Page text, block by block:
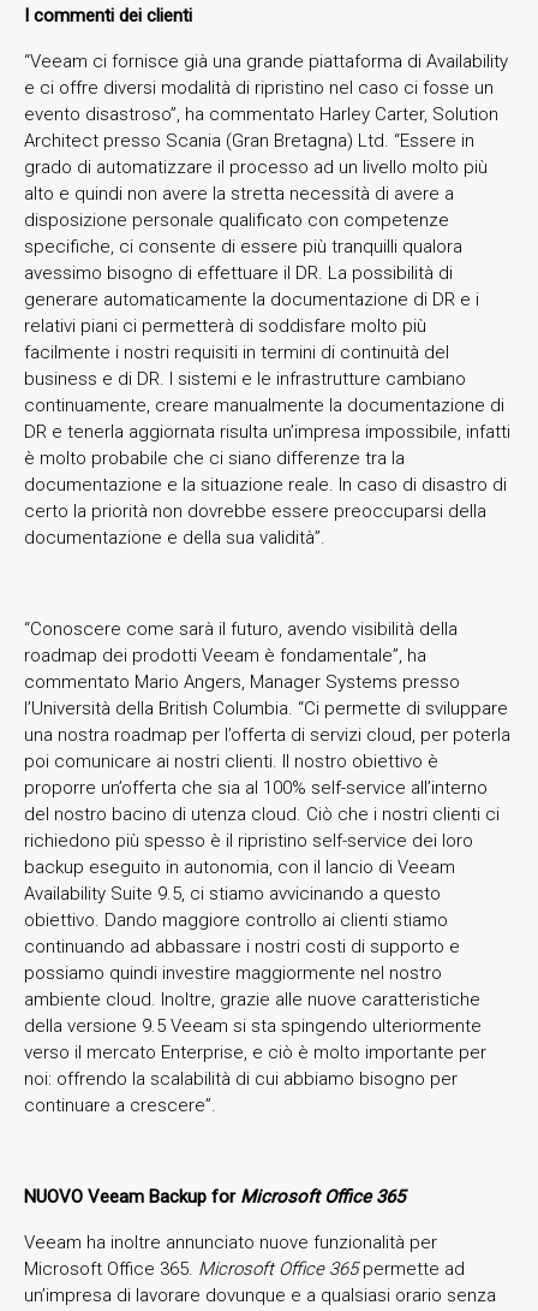
I commenti dei clienti
“Veeam ci fornisce già una grande piattaforma di Availability
e ci offre diversi modalità di ripristino nel caso ci fosse un
evento disastroso”, ha commentato Harley Carter, Solution
Architect presso Scania (Gran Bretagna) Ltd. “Essere in
grado di automatizzare il processo ad un livello molto più
alto e quindi non avere la stretta necessità di avere a
disposizione personale qualificato con competenze
specifiche, ci consente di essere più tranquilli qualora
avessimo bisogno di effettuare il DR. La possibilità di
generare automaticamente la documentazione di DR e i
relativi piani ci permetterà di soddisfare molto più
facilmente i nostri requisiti in termini di continuità del
business e di DR. I sistemi e le infrastrutture cambiano
continuamente, creare manualmente la documentazione di
DR e tenerla aggiornata risulta un’impresa impossibile, infatti
è molto probabile che ci siano differenze tra la
documentazione e la situazione reale. In caso di disastro di
certo la priorità non dovrebbe essere preoccuparsi della
documentazione e della sua validità”.
“Conoscere come sarà il futuro, avendo visibilità della
roadmap dei prodotti Veeam è fondamentale”, ha
commentato Mario Angers, Manager Systems presso
l’Università della British Columbia. “Ci permette di sviluppare
una nostra roadmap per l’offerta di servizi cloud, per poterla
poi comunicare ai nostri clienti. Il nostro obiettivo è
proporre un’offerta che sia al 100% self-service all’interno
del nostro bacino di utenza cloud. Ciò che i nostri clienti ci
richiedono più spesso è il ripristino self-service dei loro
backup eseguito in autonomia, con il lancio di Veeam
Availability Suite 9.5, ci stiamo avvicinando a questo
obiettivo. Dando maggiore controllo ai clienti stiamo
continuando ad abbassare i nostri costi di supporto e
possiamo quindi investire maggiormente nel nostro
ambiente cloud. Inoltre, grazie alle nuove caratteristiche
della versione 9.5 Veeam si sta spingendo ulteriormente
verso il mercato Enterprise, e ciò è molto importante per
noi: offrendo la scalabilità di cui abbiamo bisogno per
continuare a crescere”.
NUOVO Veeam Backup for Microsoft Office 365
Veeam ha inoltre annunciato nuove funzionalità per
Microsoft Office 365. Microsoft Office 365permette ad
un’impresa di lavorare dovunque e a qualsiasi orario senza